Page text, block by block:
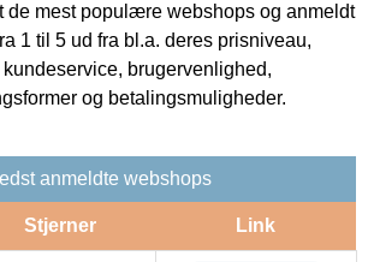
de mest populære webshops og anmeldt
1 til 5 ud fra bl.a. deres prisniveau,
brugervenlighed,
og betalingsmuligheder.
anmeldte webshops
Stjerner Link